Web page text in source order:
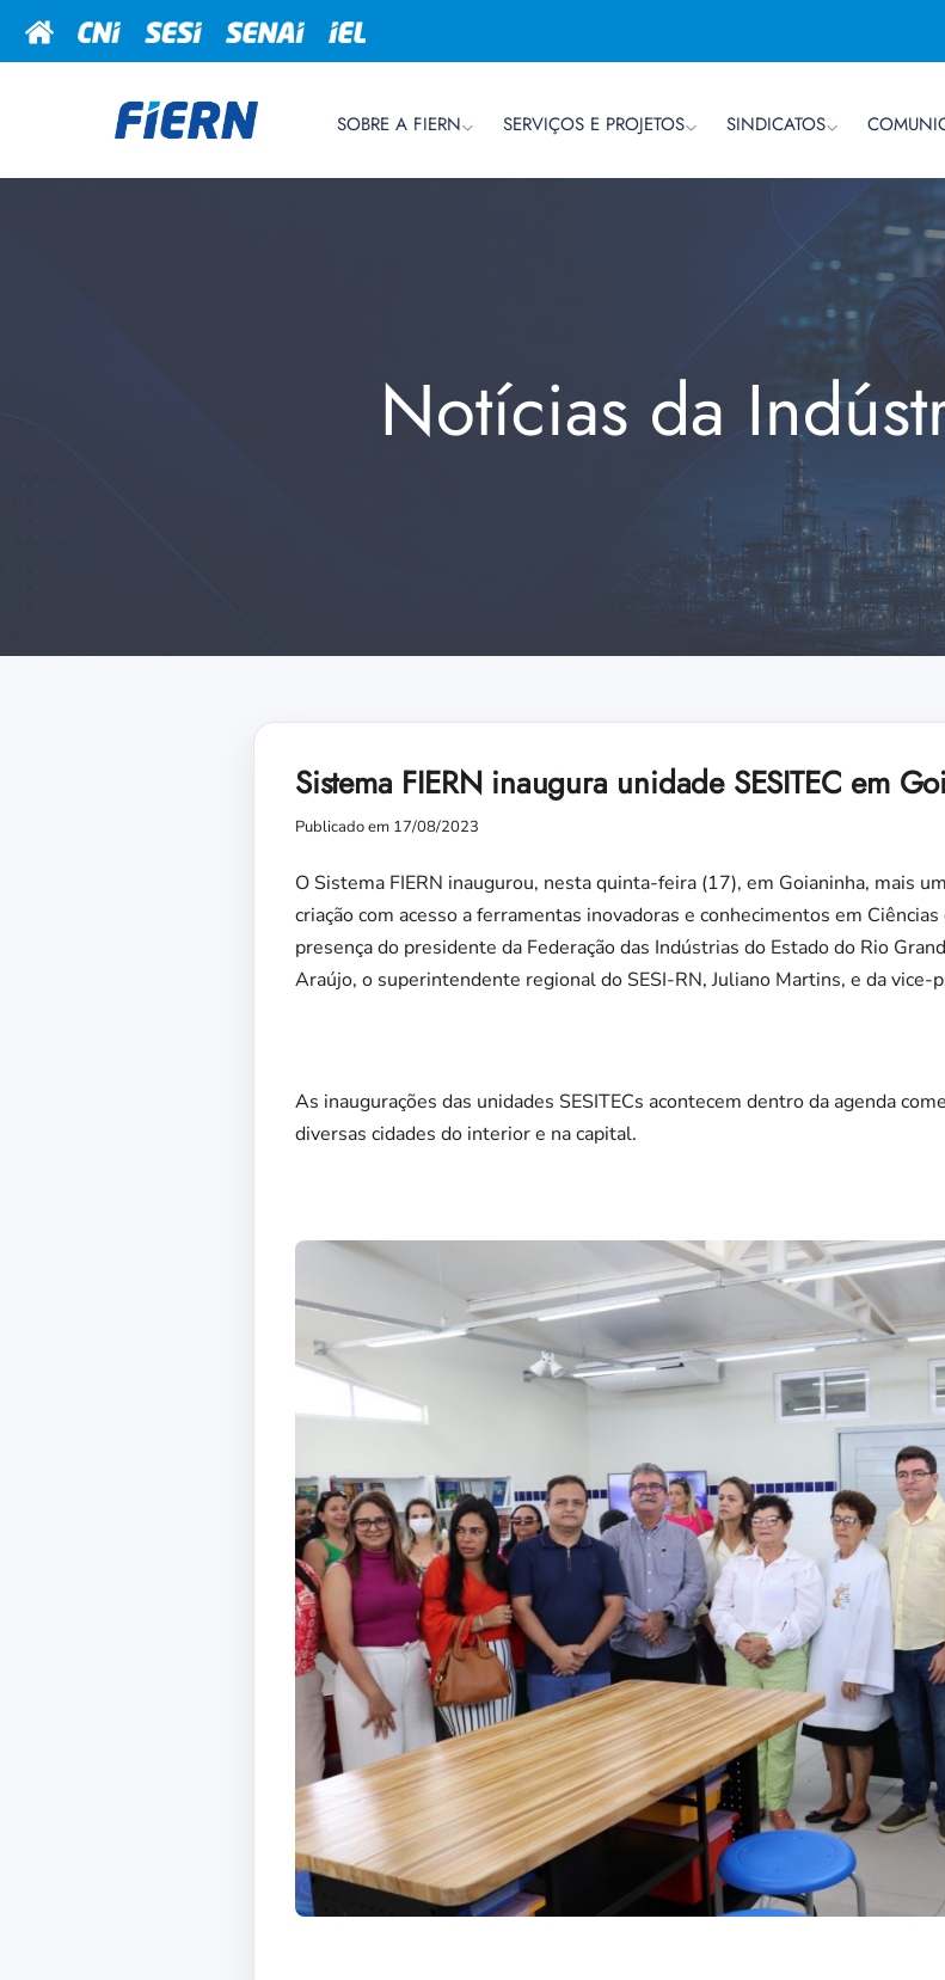
SOBRE A FIERN SERVIÇOS E PROJETOS SINDICATOS
Notícias da
Sistema FIERN inaugura unidade SESITEC em
Publicado em 17/08/2023
O Sistema FIERN inaugurou, nesta quinta-feira (17), em Goianinha, mais
criação com acesso a ferramentas inovadoras e conhecimentos em
presença do presidente da Federação das Indústrias do Estado do Rio
Araújo, o superintendente regional do SESI-RN, Juliano Martins, e da vice-
As inaugurações das unidades SESITECs acontecem dentro da agenda
diversas cidades do interior e na capital.